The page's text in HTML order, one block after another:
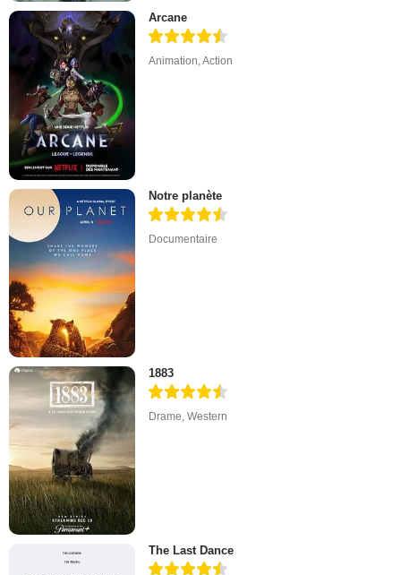
Arcane
Animation,Action
Notre planète
Documentaire
1883
Drame,Western
The Last Dance